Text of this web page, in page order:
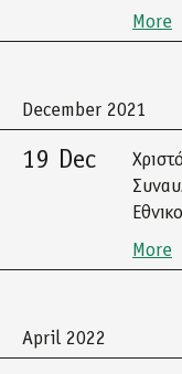
More
December 2021
19 Dec
More
April 2022